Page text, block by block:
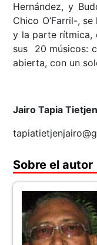
Hernández, y
Chico O’Farril-,
y la parte rítmica,
sus 20 músicos:
abierta, con un
Jairo Tapia Tietjen
Sobre el autor